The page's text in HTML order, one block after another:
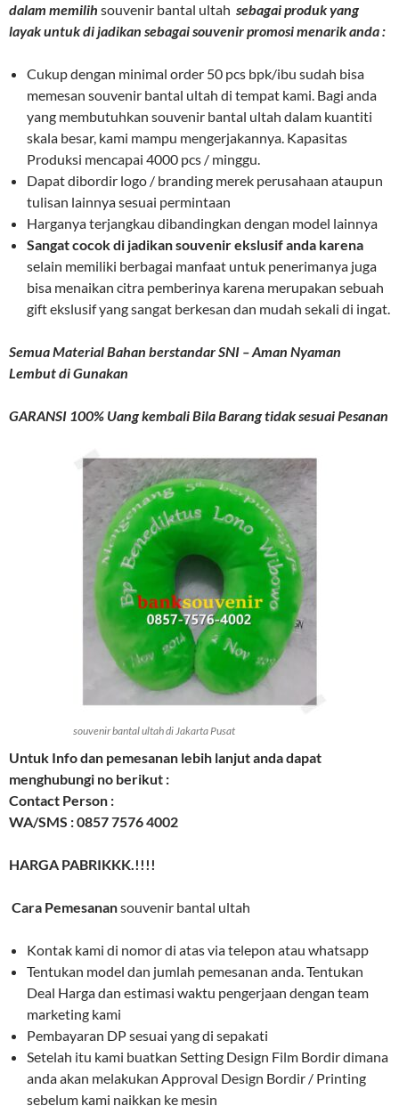
dalam memilih souvenir bantal ultah sebagai produk yang
layak untuk di jadikan sebagai souvenir promosi menarik anda :
Cukup dengan minimal order 50 pcs bpk/ibu sudah bisa
memesan souvenir bantal ultah di tempat kami. Bagi anda
yang membutuhkan souvenir bantal ultah dalam kuantiti
skala besar, kami mampu mengerjakannya. Kapasitas
Produksi mencapai 4000 pcs / minggu.
Dapat dibordir logo / branding merek perusahaan ataupun
tulisan lainnya sesuai permintaan
Harganya terjangkau dibandingkan dengan model lainnya
Sangat cocok di jadikan souvenir ekslusif anda karena
selain memiliki berbagai manfaat untuk penerimanya juga
bisa menaikan citra pemberinya karena merupakan sebuah
gift ekslusif yang sangat berkesan dan mudah sekali di ingat.
Semua Material Bahan berstandar SNI – Aman Nyaman
Lembut di Gunakan
GARANSI 100% Uang kembali Bila Barang tidak sesuai Pesanan
souvenir bantal ultah di Jakarta Pusat
Untuk Info dan pemesanan lebih lanjut anda dapat
menghubungi no berikut :
Contact Person :
WA/SMS : 0857 7576 4002
HARGA PABRIKKK.!!!!
Cara Pemesanansouvenir bantal ultah
Kontak kami di nomor di atas via telepon atau whatsapp
Tentukan model dan jumlah pemesanan anda. Tentukan
Deal Harga dan estimasi waktu pengerjaan dengan team
marketing kami
Pembayaran DP sesuai yang di sepakati
Setelah itu kami buatkan Setting Design Film Bordir dimana
anda akan melakukan Approval Design Bordir / Printing
sebelum kami naikkan ke mesin